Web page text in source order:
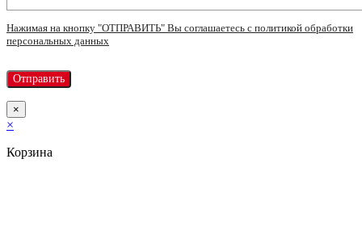
Нажимая на кнопку "ОТПРАВИТЬ" Вы соглашаетесь с политикой обработки
персональных данных
×
×
Корзина